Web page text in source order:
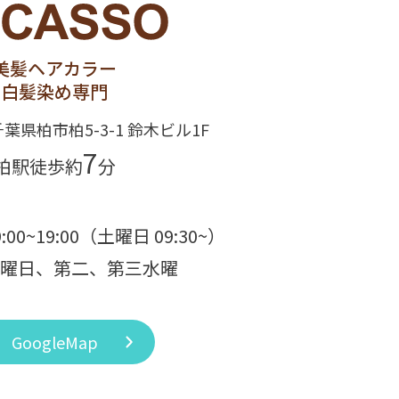
髪ヘアカラー
白髪染め専門
県柏市柏5-3-1 鈴木ビル1F
駅徒歩約7分
（土曜日 09:30~）
日、第二、第三水曜
GoogleMap